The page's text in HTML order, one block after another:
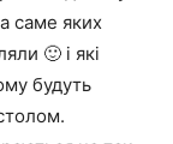
саме яких
🙂 і які
будуть